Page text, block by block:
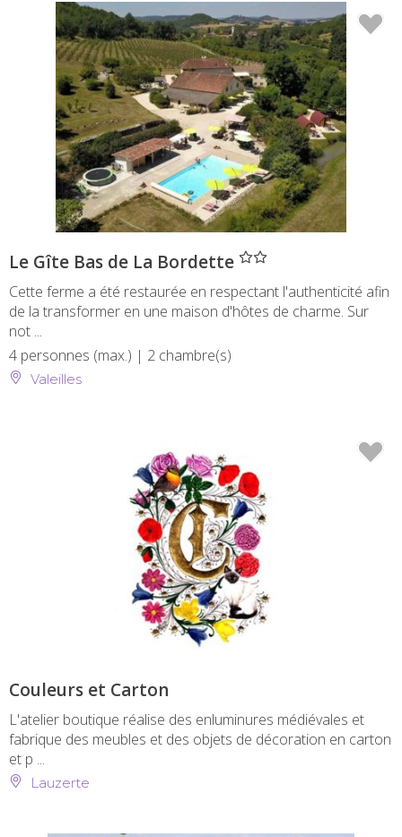
Le Gîte Bas de La Bordette
Cette ferme a été restaurée en respectant l'authenticité afin
de la transformer en une maison d'hôtes de charme. Sur
not ...
4 personnes (max.) | 2 chambre(s)
Valeilles
Couleurs et Carton
L'atelier boutique réalise des enluminures médiévales et
fabrique des meubles et des objets de décoration en carton
et p ...
Lauzerte